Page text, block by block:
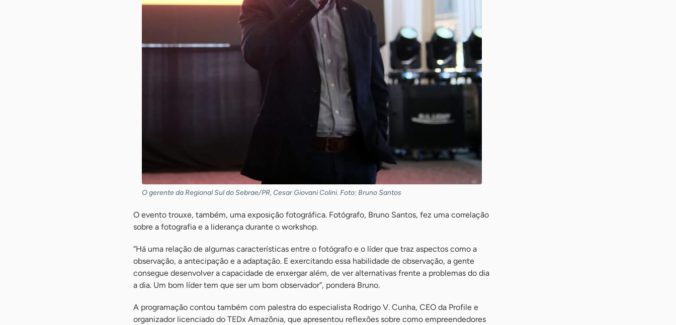
O gerente da Regional Sul do Sebrae/PR, Cesar Giovani Colini. Foto: Bruno Santos
O evento trouxe, também, uma exposição fotográfica. Fotógrafo, Bruno Santos, fez uma correlação
sobre a fotografia e a liderança durante o workshop.
“Há uma relação de algumas características entre o fotógrafo e o líder que traz aspectos como a
observação, a antecipação e a adaptação. E exercitando essa habilidade de observação, a gente
consegue desenvolver a capacidade de enxergar além, de ver alternativas frente a problemas do dia
a dia. Um bom líder tem que ser um bom observador”, pondera Bruno.
A programação contou também com palestra do especialista Rodrigo V. Cunha, CEO da Profile e
organizador licenciado do TEDx Amazônia, que apresentou reflexões sobre como empreendedores